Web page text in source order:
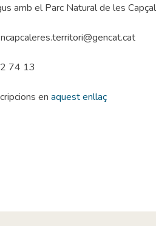
amb el Parc Natural de les
74 13
enaquest enllaç